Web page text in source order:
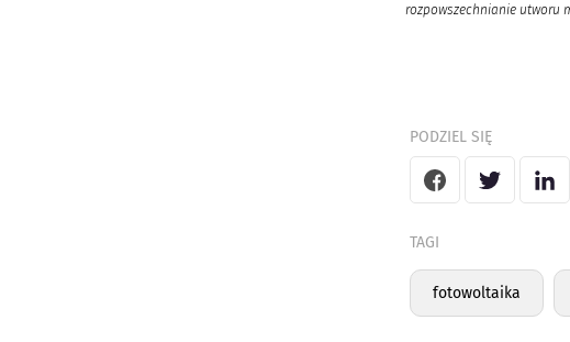
rozpowszechnianie utworu
PODZIEL SIĘ
TAGI
fotowoltaika